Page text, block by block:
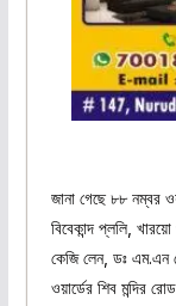
জানা গেছে ৮৮ নম্বর
বিবেকান্দ প্ললি,
কেজি লেন, ডঃ এম.এন
ওয়ার্ডের শিব মন্দির